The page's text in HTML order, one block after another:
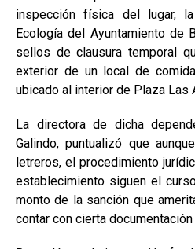
inspección física del lugar,
Ecología del Ayuntamiento de
sellos de clausura temporal
exterior de un local de
ubicado al interior de Plaza Las
La directora de dicha
Galindo, puntualizó que
letreros, el procedimiento
establecimiento siguen el
monto de la sanción que
contar con cierta documentación